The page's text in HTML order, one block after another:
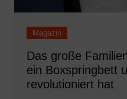
Magazin
Das große
ein Boxspringbett
revolutioniert hat